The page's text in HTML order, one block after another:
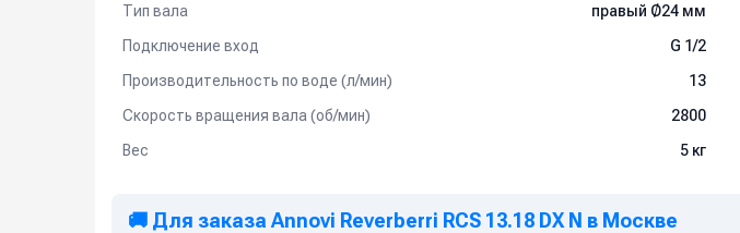
Тип вала
правый Ø24 мм
Подключение вход
G 1/2
Производительность по воде (л/мин)
13
Скорость вращения вала (об/мин)
2800
Вес
5 кг
🚚 Для заказа Annovi Reverberri RCS 13.18 DX N в Москве